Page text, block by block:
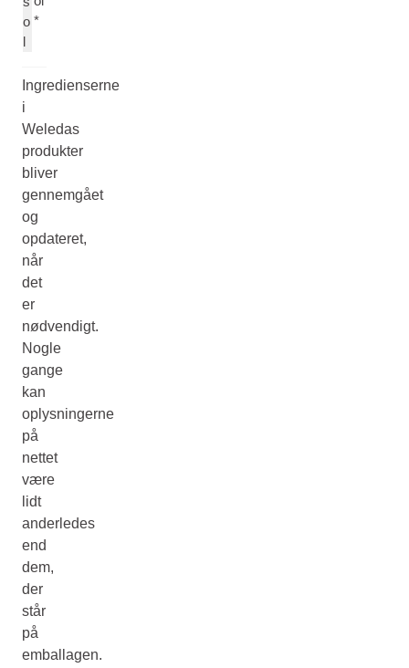
o
l
*
Ingredienserne
i
Weledas
produkter
bliver
gennemgået
og
opdateret,
når
det
er
nødvendigt.
Nogle
gange
kan
oplysningerne
på
nettet
være
lidt
anderledes
end
dem,
der
står
på
emballagen.